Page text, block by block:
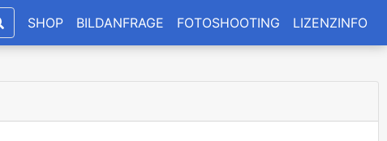
SHOP BILDANFRAGE FOTOSHOOTING LIZENZINFO